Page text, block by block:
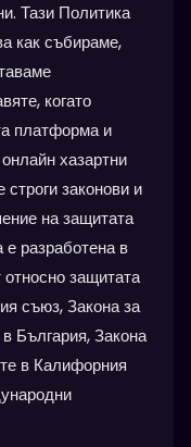
Тази Политика
как събираме,
когато
платформа и
хазартни
законови и
на защитата
разработена в
защитата
съюз, Закона за
България, Закона
в Калифорния